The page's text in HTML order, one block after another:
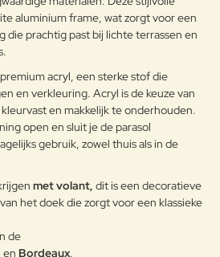
uitstekende staat te houden, raden
we aan om het correct en
door een grote vochtigheid of een
zeeklimaat worden gekenmerkt.
Het wordt aanbevolen om de
oppervlakken met een zachte doek
en met water of neutrale
blootstelling aan intense uv-
straling of aan erg lage
eigenschappen van de mooie
code wordt niet vertaald!
aluminium frame, wat zorgt voor een
die prachtig past bij lichte terrassen en
acryl, een sterke stof die
en verkleuring. Acryl is de keuze van
en makkelijk te onderhouden.
open en sluit je de parasol
gebruik, zowel thuis als in de
met volant, dit is een decoratieve
het doek die zorgt voor een klassieke
de
en Bordeaux.